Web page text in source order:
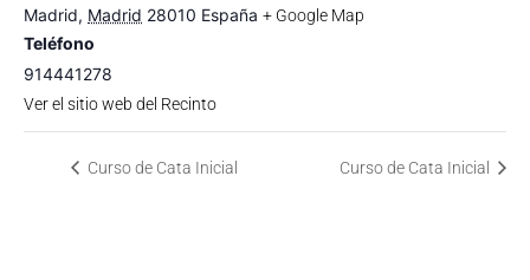
Madrid, Madrid 28010 España + Google Map
Teléfono
914441278
Ver el sitio web del Recinto
Curso de Cata Inicial Curso de Cata Inicial